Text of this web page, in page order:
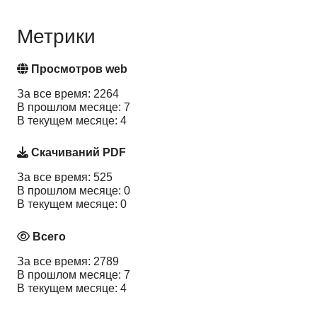
Метрики
Просмотров web
За все время: 2264
В прошлом месяце: 7
В текущем месяце: 4
Скачиваний PDF
За все время: 525
В прошлом месяце: 0
В текущем месяце: 0
Всего
За все время: 2789
В прошлом месяце: 7
В текущем месяце: 4